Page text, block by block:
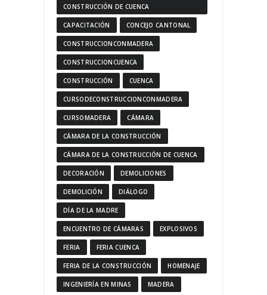
CONSTRUCCIÓN DE CUENCA
CAPACITACIÓN CONCEJO CANTONAL
CONSTRUCCIONCONMADERA
CONSTRUCCIONCUENCA
CONSTRUCCIÓN CUENCA
CURSODECONSTRUCCIONCONMADERA
CURSOMADERA CÁMARA
CÁMARA DE LA CONSTRUCCIÓN
CÁMARA DE LA CONSTRUCCIÓN DE CUENCA
DECORACIÓN DEMOLICIONES
DEMOLICIÓN DIÁLOGO
DÍA DE LA MADRE
ENCUENTRO DE CÁMARAS EXPLOSIVOS
FERIA FERIA CUENCA
FERIA DE LA CONSTRUCCIÓN HOMENAJE
INGENIERÍA EN MINAS MADERA